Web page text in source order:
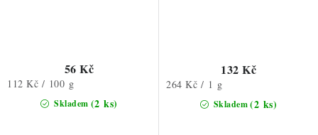
Skladem (2 ks)
56 Kč
Měrná
112 Kč / 100 g
Skladem(2 ks)
132 Kč
Měrná
264 Kč / 1 g